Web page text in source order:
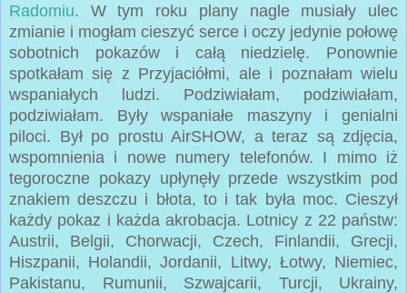
Radomiu. W tym roku plany nagle musiały ulec
zmianie i mogłam cieszyć serce i oczy jedynie połowę
sobotnich pokazów i całą niedzielę. Ponownie
spotkałam się z Przyjaciółmi, ale i poznałam wielu
wspaniałych ludzi. Podziwiałam, podziwiałam,
podziwiałam. Były wspaniałe maszyny i genialni
piloci. Był po prostu AirSHOW, a teraz są zdjęcia,
wspomnienia i nowe numery telefonów. I mimo iż
tegoroczne pokazy upłynęły przede wszystkim pod
znakiem deszczu i błota, to i tak była moc. Cieszył
każdy pokaz i każda akrobacja. Lotnicy z 22 państw:
Austrii, Belgii, Chorwacji, Czech, Finlandii, Grecji,
Hiszpanii, Holandii, Jordanii, Litwy, Łotwy, Niemiec,
Pakistanu, Rumunii, Szwajcarii, Turcji, Ukrainy,